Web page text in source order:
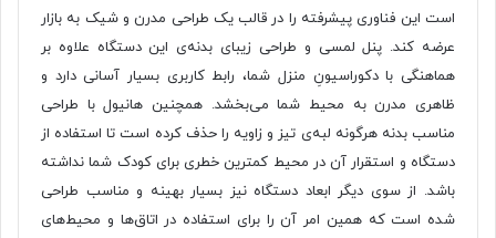
است این فناوری پیشرفته را در قالب یک طراحی مدرن و شیک به بازار
عرضه کند. پنل لمسی و طراحی زیبای بدنه‌ی این دستگاه علاوه بر
هماهنگی با دکوراسیونِ منزل شما، رابط کاربری بسیار آسانی دارد و
ظاهری مدرن به محیط شما می‌بخشد. همچنین هانیول با طراحی
مناسب بدنه‌ هرگونه لبه‌ی تیز و زاویه را حذف کرده است تا استفاده از
دستگاه و استقرار آن در محیط کمترین خطری برای کودک شما نداشته
باشد. از سوی دیگر ابعاد دستگاه نیز بسیار بهینه و مناسب طراحی
شده است که همین امر آن را برای استفاده در اتاق‌ها و محیط‌های